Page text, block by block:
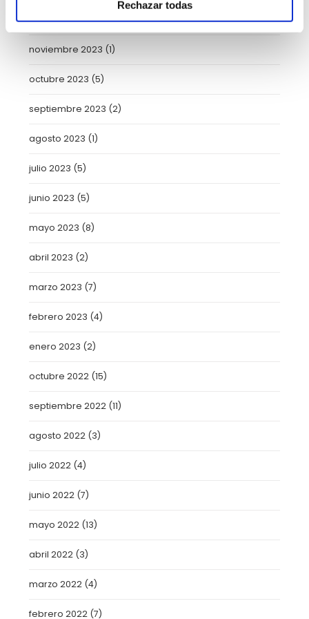
Rechazar todas
enero 2024(2)
noviembre 2023 (1)
octubre 2023 (5)
septiembre 2023 (2)
agosto 2023 (1)
julio 2023 (5)
junio 2023 (5)
mayo 2023 (8)
abril 2023 (2)
marzo 2023 (7)
febrero 2023 (4)
enero 2023 (2)
octubre 2022 (15)
septiembre 2022 (11)
agosto 2022 (3)
julio 2022 (4)
junio 2022 (7)
mayo 2022 (13)
abril 2022 (3)
marzo 2022 (4)
febrero 2022 (7)